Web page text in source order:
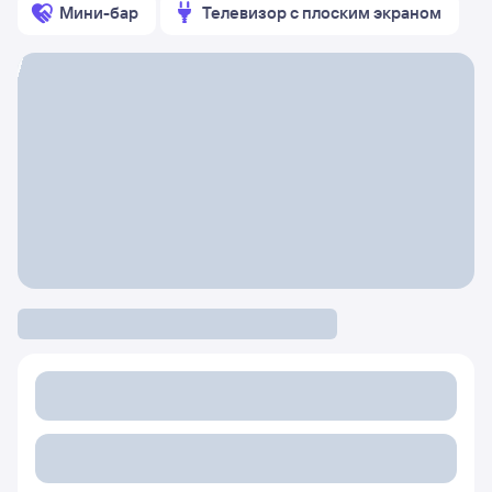
Мини-бар Телевизор с плоским экраном